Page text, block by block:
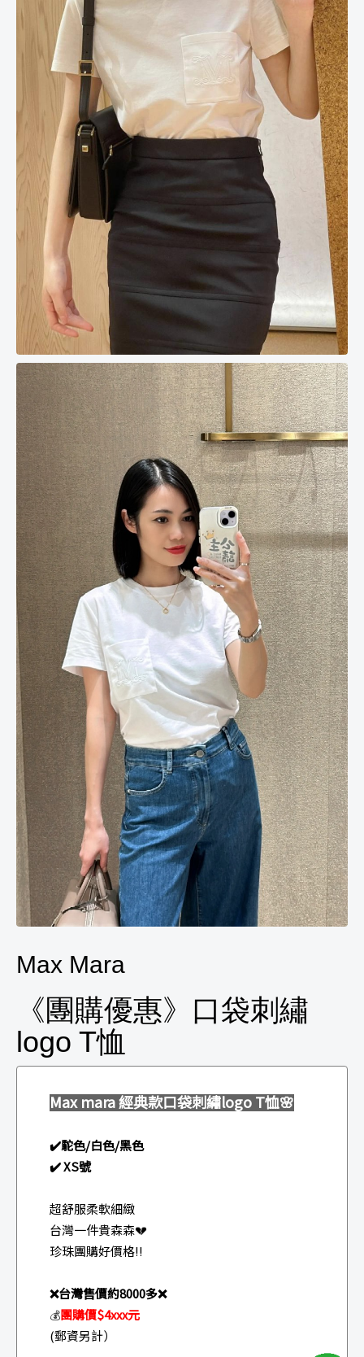
Max Mara
《團購優惠》口袋刺繡
logo T恤
Max mara 經典款口袋刺繡logo T恤🌸
✔️駝色/白色/黑色
✔️ XS號
超舒服柔軟細緻
台灣一件貴森森💔
珍珠團購好價格‼️
❌台灣售價約8000多❌
💰團購價$4xxx元
(郵資另計）